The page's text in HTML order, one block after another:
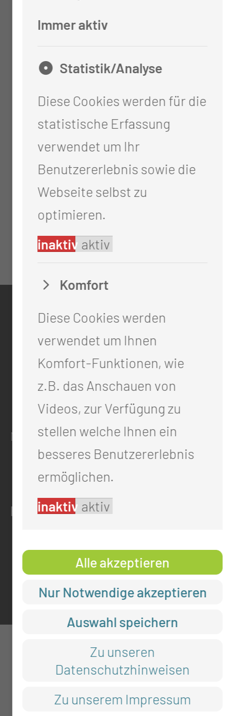
KONTAKT
0355 46 -0
info@mul-ct.de
mul-ct.de
ADRESSE
Medizinische Universität Lausitz - Carl
Thiemstr. 111
03048 Cottbus
RECHTLICHES
Datenschutz
Immer aktiv
Statistik/Analyse
Diese Cookies werden für die
statistische Erfassung
verwendet um Ihr
Benutzererlebnis sowie die
Webseite selbst zu
optimieren.
inaktiv aktiv
Komfort
Diese Cookies werden
verwendet um Ihnen
Komfort-Funktionen, wie
z.B. das Anschauen von
Videos, zur Verfügung zu
stellen welche Ihnen ein
besseres Benutzererlebnis
ermöglichen.
inaktiv aktiv
Alle akzeptieren
Nur Notwendige akzeptieren
Auswahl speichern
Zu unseren
Datenschutzhinweisen
Zu unserem Impressum